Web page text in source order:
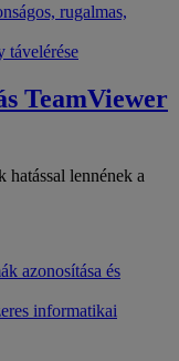
rugalmas,
távelérése
TeamViewer
lennének a
azonosítása és
informatikai